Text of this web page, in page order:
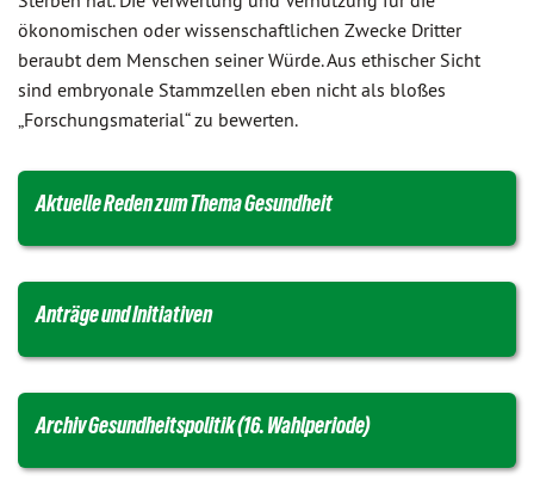
ökonomischen oder wissenschaftlichen Zwecke Dritter
beraubt dem Menschen seiner Würde. Aus ethischer Sicht
sind embryonale Stammzellen eben nicht als bloßes
„Forschungsmaterial“ zu bewerten.
Aktuelle Reden zum Thema Gesundheit
Anträge und Initiativen
Archiv Gesundheitspolitik (16. Wahlperiode)